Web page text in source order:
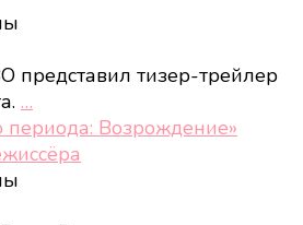
представил тизер-трейлер
…
Возрождение»